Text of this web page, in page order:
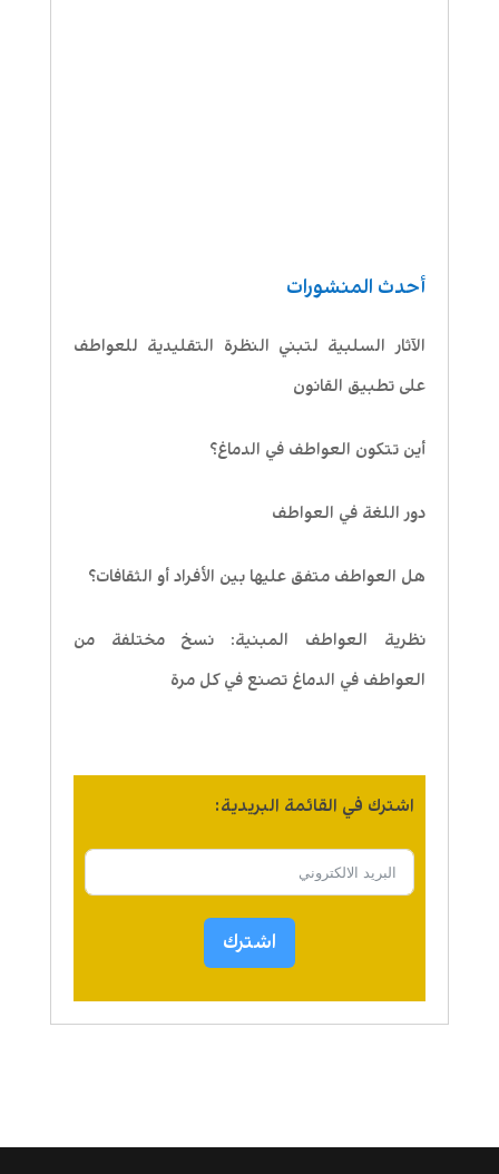
أحدث المنشورات
الآثار السلبية لتبني النظرة التقليدية للعواطف
على تطبيق القانون
أين تتكون العواطف في الدماغ؟
دور اللغة في العواطف
هل العواطف متفق عليها بين الأفراد أو الثقافات؟
نظرية العواطف المبنية: نسخ مختلفة من
العواطف في الدماغ تصنع في كل مرة
اشترك في القائمة البريدية:
اشترك